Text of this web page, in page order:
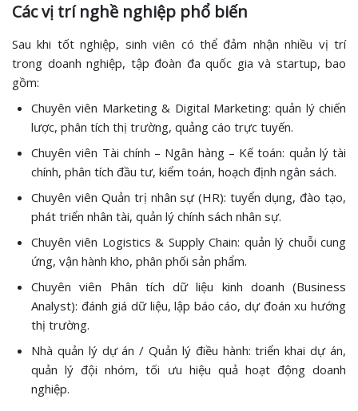
Các vị trí nghề nghiệp phổ biến
Sau khi tốt nghiệp, sinh viên có thể đảm nhận nhiều vị trí
trong doanh nghiệp, tập đoàn đa quốc gia và startup, bao
gồm:
Chuyên viên Marketing & Digital Marketing: quản lý chiến
lược, phân tích thị trường, quảng cáo trực tuyến.
Chuyên viên Tài chính – Ngân hàng – Kế toán: quản lý tài
chính, phân tích đầu tư, kiểm toán, hoạch định ngân sách.
Chuyên viên Quản trị nhân sự (HR): tuyển dụng, đào tạo,
phát triển nhân tài, quản lý chính sách nhân sự.
Chuyên viên Logistics & Supply Chain: quản lý chuỗi cung
ứng, vận hành kho, phân phối sản phẩm.
Chuyên viên Phân tích dữ liệu kinh doanh (Business
Analyst): đánh giá dữ liệu, lập báo cáo, dự đoán xu hướng
thị trường.
Nhà quản lý dự án / Quản lý điều hành: triển khai dự án,
quản lý đội nhóm, tối ưu hiệu quả hoạt động doanh
nghiệp.